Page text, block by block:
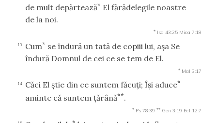
de mult depărtează* El fărădelegile noastre
de la noi.
* Isa 43:25 Mica 7:18
13 Cum* se îndură un tată de copiii lui, aşa Se
îndură Domnul de cei ce se tem de El.
* Mal 3:17
14 Căci El ştie din ce suntem făcuţi; Îşi aduce*
aminte că suntem ţărână**.
* Ps 78:39 ** Gen 3:19 Ecl 12:7